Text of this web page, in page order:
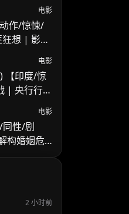
电影
作/惊悚/
想 | 影史
电影
【印度/惊
| 央行行长
电影
同性/剧
构婚姻危
2 小时前